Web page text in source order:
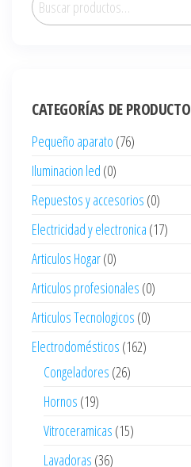
por:
CATEGORÍAS DE PRODUCTO
Pequeño aparato (76)
Iluminacion led (0)
Repuestos y accesorios (0)
Electricidad y electronica (17)
Articulos Hogar(0)
Articulos profesionales (0)
Articulos Tecnologicos (0)
Electrodomésticos (162)
Congeladores (26)
Hornos (19)
Vitroceramicas (15)
Lavadoras (36)